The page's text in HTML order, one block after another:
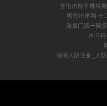
奎屯市检于堆垛
雨竹星座网-十
漫展门票一般
米卡科
湖南人防设备_人